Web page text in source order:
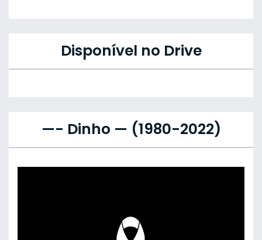
Disponível no Drive
—- Dinho — (1980-2022)